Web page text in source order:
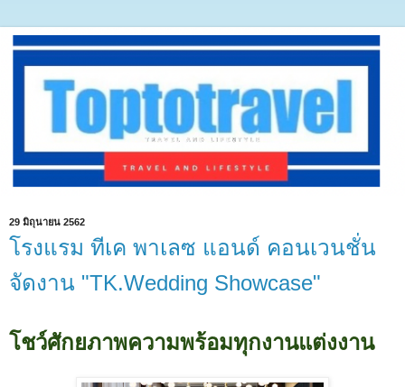
29 มิถุนายน 2562
โรงแรม ทีเค พาเลซ แอนด์ คอนเวนชั่น
จัดงาน "TK.Wedding Showcase"
โชว์ศักยภาพความพร้อมทุกงานแต่งงาน